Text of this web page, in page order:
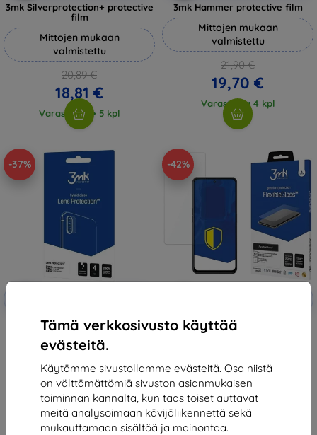
Tämä verkkosivusto käyttää
evästeitä.
Käytämme sivustollamme evästeitä. Osa niistä
on välttämättömiä sivuston asianmukaisen
toiminnan kannalta, kun taas toiset auttavat
meitä analysoimaan kävijäliikennettä sekä
mukauttamaan sisältöä ja mainontaa.
3mk Silverprotection+ protective
film
Mittojen mukaan
valmistettu
20,89 €
18,81 €
Varastossa > 5 kpl
3mk Hammer protective film
Mittojen mukaan
valmistettu
21,90 €
19,70 €
Varastossa 4 kpl
-37%
3MK Lens Protect Oppo A1 5G
Kameran linssinsuoja 4 kpl
9,90 €
6,20 €
Viimeinen kappale varastossa
-42%
3MK FlexibleGlass Oppo A1 5G
Hybrid Glass
8,01 €
Viimeinen kappale varastossa